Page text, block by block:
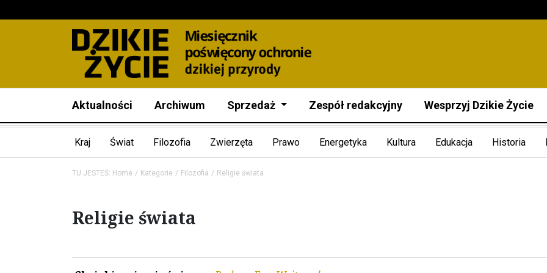
Aktualności Archiwum Sprzedaż Zespół redakcyjny Wesprzyj Dzikie Życie
Kraj Świat Filozofia Zwierzęta Prawo Energetyka Kultura Edukacja Historia
TU JESTEŚ: Home Kategorie Filozofia Religie świata
Religie świata